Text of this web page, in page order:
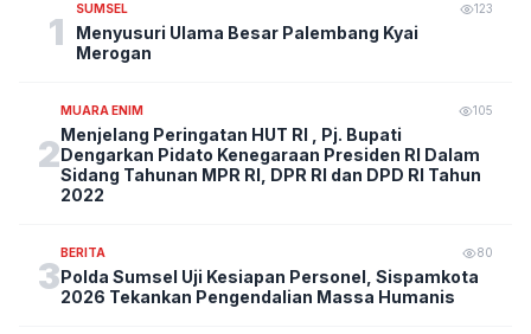
1
SUMSEL 123
Menyusuri Ulama Besar Palembang Kyai
Merogan
2
MUARA ENIM 105
Menjelang Peringatan HUT RI , Pj. Bupati
Dengarkan Pidato Kenegaraan Presiden RI Dalam
Sidang Tahunan MPR RI, DPR RI dan DPD RI Tahun
2022
3
BERITA 80
Polda Sumsel Uji Kesiapan Personel, Sispamkota
2026 Tekankan Pengendalian Massa Humanis